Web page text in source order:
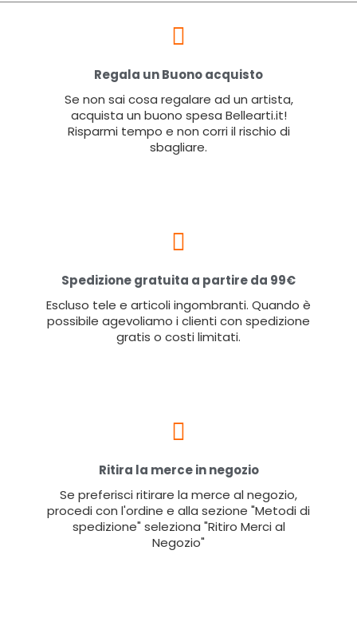
Regala un Buono acquisto
Se non sai cosa regalare ad un artista,
acquista un buono spesa Bellearti.it!
Risparmi tempo e non corri il rischio di
sbagliare.
Spedizione gratuita a partire da 99€
Escluso tele e articoli ingombranti. Quando è
possibile agevoliamo i clienti con spedizione
gratis o costi limitati.
Ritira la merce in negozio
Se preferisci ritirare la merce al negozio,
procedi con l'ordine e alla sezione "Metodi di
spedizione" seleziona "Ritiro Merci al
Negozio"